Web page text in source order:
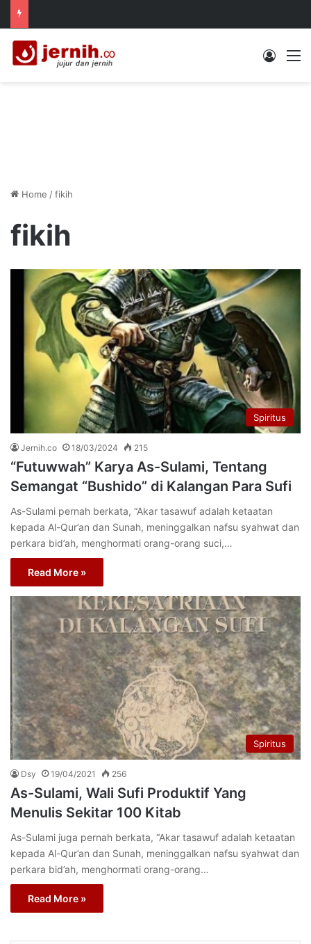
Log In
Home /fikih
fikih
Spiritus
Jernih.co 18/03/2024 215
“Futuwwah” Karya As-Sulami, Tentang
Semangat “Bushido” di Kalangan Para Sufi
As-Sulami pernah berkata, “Akar tasawuf adalah ketaatan
kepada Al-Qur’an dan Sunah, meninggalkan nafsu syahwat dan
perkara bid’ah, menghormati orang-orang suci,…
Read More »
Spiritus
Dsy 19/04/2021 256
As-Sulami, Wali Sufi Produktif Yang
Menulis Sekitar 100 Kitab
As-Sulami juga pernah berkata, “Akar tasawuf adalah ketaatan
kepada Al-Qur’an dan Sunah, meninggalkan nafsu syahwat dan
perkara bid’ah, menghormati orang-orang…
Read More »